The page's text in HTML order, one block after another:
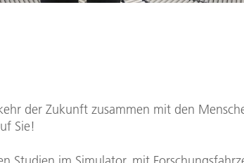
der Zukunft zusammen mit den
Sie!